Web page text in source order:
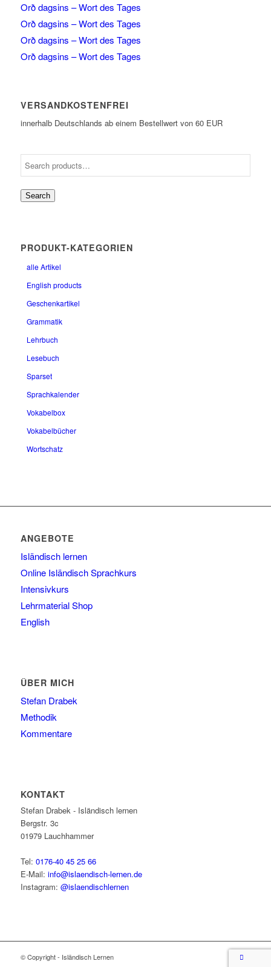
Orð dagsins – Wort des Tages
Orð dagsins – Wort des Tages
Orð dagsins – Wort des Tages
Orð dagsins – Wort des Tages
VERSANDKOSTENFREI
innerhalb Deutschlands ab einem Bestellwert von 60 EUR
Search
PRODUKT-KATEGORIEN
alle Artikel
English products
Geschenkartikel
Grammatik
Lehrbuch
Lesebuch
Sparset
Sprachkalender
Vokabelbox
Vokabelbücher
Wortschatz
ANGEBOTE
Isländisch lernen
Online Isländisch Sprachkurs
Intensivkurs
Lehrmaterial Shop
English
ÜBER MICH
Stefan Drabek
Methodik
Kommentare
KONTAKT
Stefan Drabek - Isländisch lernen
Bergstr. 3c
01979 Lauchhammer
Tel: 0176-40 45 25 66
E-Mail: info@islaendisch-lernen.de
Instagram: @islaendischlernen
© Copyright - Isländisch Lernen